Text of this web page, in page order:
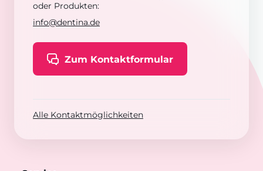
oder Produkten:
info@dentina.de
Zum Kontaktformular
Alle Kontaktmöglichkeiten